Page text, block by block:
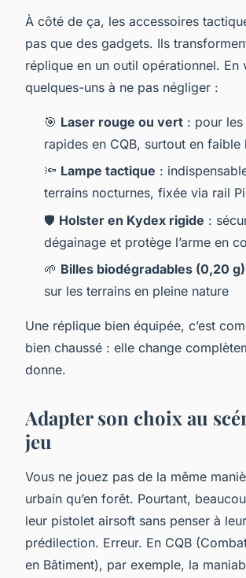
À côté de ça, les accessoires
pas que des gadgets. Ils
réplique en un outil opérationnel. En
quelques-uns à ne pas négliger :
🎯 Laser rouge ou vert : pour
rapides en CQB, surtout en faible
🔦 Lampe tactique :
terrains nocturnes, fixée via rail
🛡️ Holster en Kydex rigide :
dégainage et protège l’arme en
🌱 Billes biodégradables (0,20 g)
sur les terrains en pleine nature
Une réplique bien équipée, c’est
bien chaussé : elle change
donne.
Adapter son choix au
jeu
Vous ne jouez pas de la même
urbain qu’en forêt. Pourtant,
leur pistolet airsoft sans penser à
prédilection. Erreur. En CQB
en Bâtiment), par exemple, la